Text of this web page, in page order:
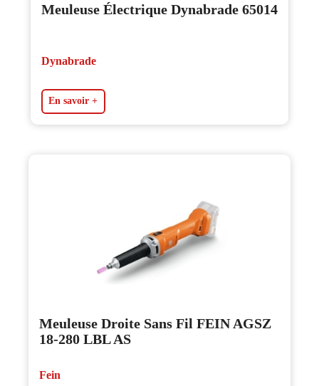
Meuleuse Électrique Dynabrade 65014
Dynabrade
En savoir +
Meuleuse Droite Sans Fil FEIN AGSZ
18-280 LBL AS
Fein